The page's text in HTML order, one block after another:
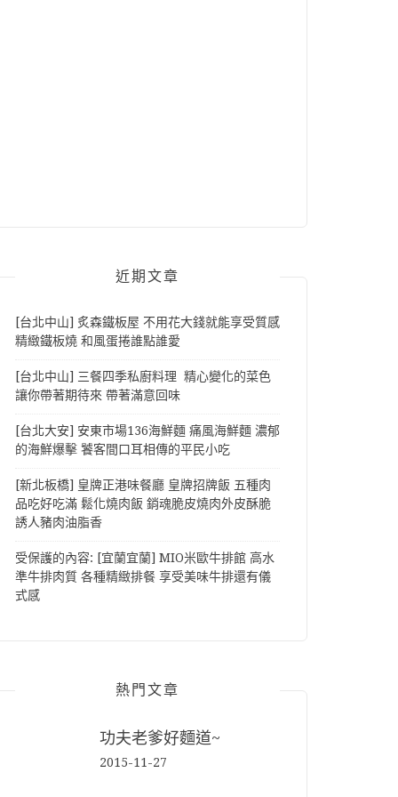
近期文章
[台北中山] 炙森鐵板屋 不用花大錢就能享受質感
精緻鐵板燒 和風蛋捲誰點誰愛
[台北中山] 三餐四季私廚料理 精心變化的菜色
讓你帶著期待來 帶著滿意回味
[台北大安] 安東市場136海鮮麵 痛風海鮮麵 濃郁
的海鮮爆擊 饕客間口耳相傳的平民小吃
[新北板橋] 皇牌正港味餐廳 皇牌招牌飯 五種肉
品吃好吃滿 鬆化燒肉飯 銷魂脆皮燒肉外皮酥脆
誘人豬肉油脂香
受保護的內容: [宜蘭宜蘭] MIO米歐牛排館 高水
準牛排肉質 各種精緻排餐 享受美味牛排還有儀
式感
熱門文章
功夫老爹好麵道~
2015-11-27